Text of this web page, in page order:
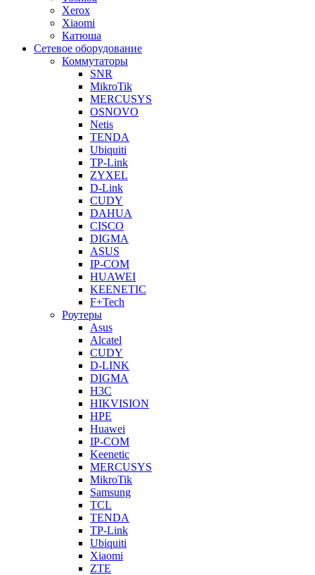
Xerox
Xiaomi
Катюша
Сетевое оборудование
Коммутаторы
SNR
MikroTik
MERCUSYS
OSNOVO
Netis
TENDA
Ubiquiti
TP-Link
ZYXEL
D-Link
CUDY
DAHUA
CISCO
DIGMA
ASUS
IP-COM
HUAWEI
KEENETIC
F+Tech
Роутеры
Asus
Alcatel
CUDY
D-LINK
DIGMA
H3C
HIKVISION
HPE
Huawei
IP-COM
Keenetic
MERCUSYS
MikroTik
Samsung
TCL
TENDA
TP-Link
Ubiquiti
Xiaomi
ZTE